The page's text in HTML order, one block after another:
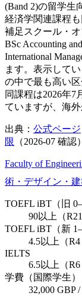
(Band 2)の留学生
経済学関連課程も
補足 スクール・オ
BSc Accounting
International
ます。表示して
の中で最も高い区
同課程は2026年
ていますが、海
出典： 公式ページ
限 （2026-07 確認）
Faculty of
術・デザイン・
TOEFL iBT（旧
90以上（
TOEFL iBT（新
4.5以上（R4
IELTS
6.5以上（R6
学費（国際学生）
32,000 GBP